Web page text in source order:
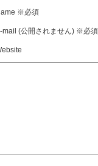
※必須
mail (公開されません) ※必須